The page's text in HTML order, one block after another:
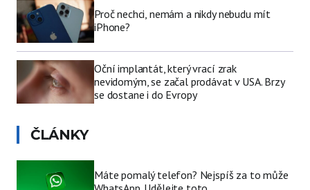
Proč nechci, nemám a nikdy nebudu mít
iPhone?
Oční implantát, který vrací zrak
nevidomým, se začal prodávat v USA. Brzy
se dostane i do Evropy
ČLÁNKY
Máte pomalý telefon? Nejspíš za to může